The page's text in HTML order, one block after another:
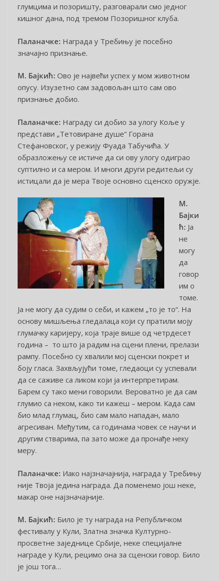
глумцима и позоришту, разговарали смо једног
кишног дана, под тремом Позоришног клуба.
Паланачке: Награда у Требињу је посебно
значајно признање.
М. Бајкић: Ово је највећи успех у мом животном
опусу. Изузетно сам задовољан што сам ово
признање добио.
Паланачке: Награду си добио за улогу Коље у
представи „Тетовиране душе“ Горана
Стефановског, у режију Фуада Табучића. У
образложењу се истиче да си ову улогу одиграо
суптилно и са мером. И многи други редитељи су
истицали да је мера Твоје основно сценско оружје.
М.
Бајки
ћ: Ја
не
могу
да
говор
им о
томе.
Ја не могу да судим о себи, и кажем „то је то“. На
основу мишљења гледалаца који су пратили моју
глумачку каријеру, која траје више од четрдесет
година – то што ја радим на сцени плени, прелази
рампу. Посебно су хвалили мој сценски покрет и
боју гласа. Захвљујући томе, гледаоци су успевали
да се саживе са ликом који ја интерпретирам.
Барем су тако мени говорили. Вероватно је да сам
глумио са неком, како ти кажеш – мером. Када сам
био млад глумац, био сам мало нападан, мало
агресиван. Међутим, са годинама човек се научи и
другим стварима, па зато може да пронађе неку
меру.
Паланачке: Иако најзначајнија, награда у Требињу
није Твоја једина награда. Да поменемо још неке,
макар оне најзначајније.
М. Бајкић: Било је ту награда на Републичком
фестивалу у Кули, Златна значка Културно-
просветне заједнице Србије, неке специјалне
награде у Кули, рецимо она за сценски говор. Било
је још тога…